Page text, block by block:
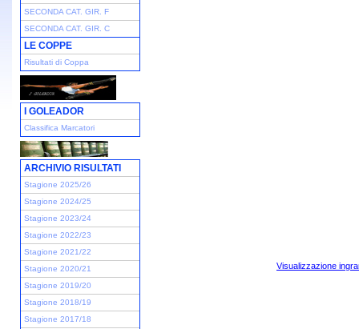
SECONDA CAT. GIR. F
SECONDA CAT. GIR. C
LE COPPE
Risultati di Coppa
I GOLEADOR
Classifica Marcatori
ARCHIVIO RISULTATI
Stagione 2025/26
Stagione 2024/25
Stagione 2023/24
Stagione 2022/23
Stagione 2021/22
Stagione 2020/21
Stagione 2019/20
Stagione 2018/19
Stagione 2017/18
Visualizzazione